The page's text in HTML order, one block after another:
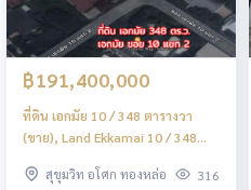
฿191,400,000
ที่ดิน เอกมัย 10 / 348 ตารางวา
(ขาย), Land Ekkamai 10 / 348
สุขุมวิท อโศก ทองหล่อ
316